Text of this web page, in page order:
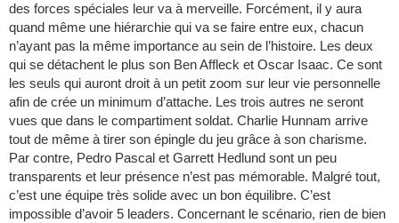
des forces spéciales leur va à merveille. Forcément, il y aura
quand même une hiérarchie qui va se faire entre eux, chacun
n’ayant pas la même importance au sein de l’histoire. Les deux
qui se détachent le plus son Ben Affleck et Oscar Isaac. Ce sont
les seuls qui auront droit à un petit zoom sur leur vie personnelle
afin de crée un minimum d’attache. Les trois autres ne seront
vues que dans le compartiment soldat. Charlie Hunnam arrive
tout de même à tirer son épingle du jeu grâce à son charisme.
Par contre, Pedro Pascal et Garrett Hedlund sont un peu
transparents et leur présence n’est pas mémorable. Malgré tout,
c’est une équipe très solide avec un bon équilibre. C’est
impossible d’avoir 5 leaders. Concernant le scénario, rien de bien